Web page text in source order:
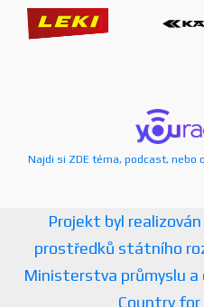
Najdi si ZDE téma, podcast, nebo
Projekt byl
prostředků státního
Ministerstva průmyslu a
Country